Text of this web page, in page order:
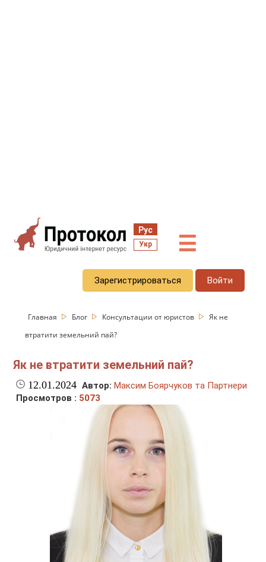
Рус
Укр ☰
Зарегистрироваться Войти
Главная Блог Консультации от юристов
Як не
втратити земельний пай?
Як не втратити земельний пай?
12.01.2024 Автор: Максим Боярчуков та Партнери
Просмотров : 5073